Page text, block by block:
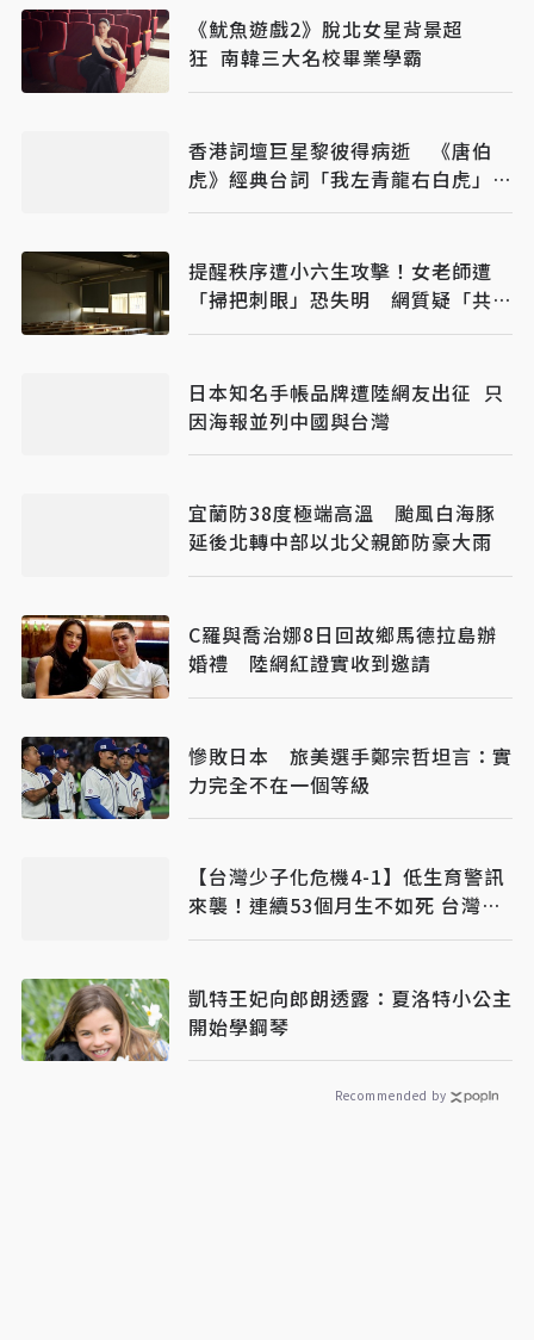
《魷魚遊戲2》脫北女星背景超
狂 南韓三大名校畢業學霸
香港詞壇巨星黎彼得病逝 《唐伯
虎》經典台詞「我左青龍右白虎」成
絕響
提醒秩序遭小六生攻擊！女老師遭
「掃把刺眼」恐失明 網質疑「共融
教育」
日本知名手帳品牌遭陸網友出征 只
因海報並列中國與台灣
宜蘭防38度極端高溫 颱風白海豚
延後北轉中部以北父親節防豪大雨
C羅與喬治娜8日回故鄉馬德拉島辦
婚禮 陸網紅證實收到邀請
慘敗日本 旅美選手鄭宗哲坦言：實
力完全不在一個等級
【台灣少子化危機4-1】低生育警訊
來襲！連續53個月生不如死 台灣生
育率全球墊底
凱特王妃向郎朗透露：夏洛特小公主
開始學鋼琴
Recommended by